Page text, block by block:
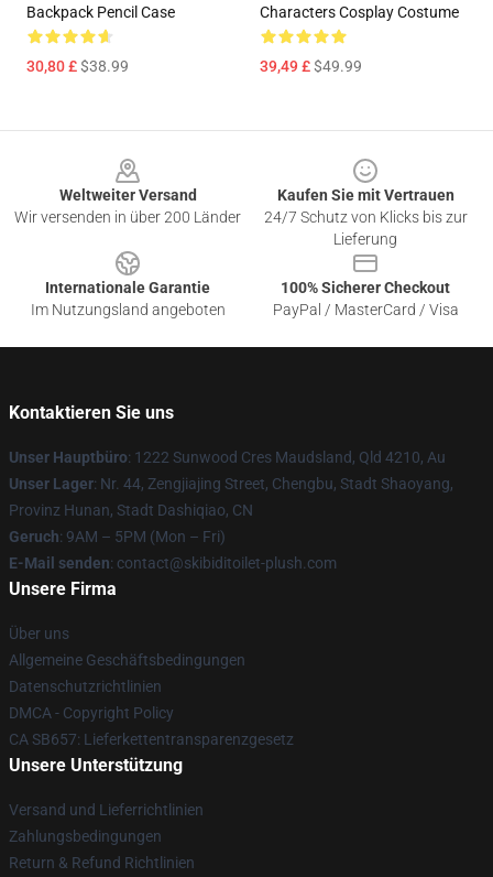
Backpack Pencil Case
30,80 £$38.99
Characters Cosplay Costume
39,49 £$49.99
Weltweiter Versand
Wir versenden in über 200 Länder
Kaufen Sie mit Vertrauen
24/7 Schutz von Klicks bis zur
Lieferung
Internationale Garantie
Im Nutzungsland angeboten
100% Sicherer Checkout
PayPal / MasterCard / Visa
Kontaktieren Sie uns
Unser Hauptbüro: 1222 Sunwood Cres Maudsland, Qld 4210, Au
Unser Lager: Nr. 44, Zengjiajing Street, Chengbu, Stadt Shaoyang,
Provinz Hunan, Stadt Dashiqiao, CN
Geruch: 9AM – 5PM (Mon – Fri)
E-Mail senden: contact@skibiditoilet-plush.com
Unsere Firma
Über uns
Allgemeine Geschäftsbedingungen
Datenschutzrichtlinien
DMCA - Copyright Policy
CA SB657: Lieferkettentransparenzgesetz
Unsere Unterstützung
Versand und Lieferrichtlinien
Zahlungsbedingungen
Return & Refund Richtlinien